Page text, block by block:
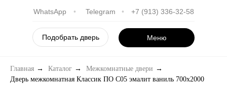
WhatsApp •
Telegram
• +7 (913) 336-32-58
Подобрать дверь Меню
Главная → Каталог → Межкомнатные двери →
Дверь межкомнатная Классик ПО С05 эмалит ваниль 700х2000